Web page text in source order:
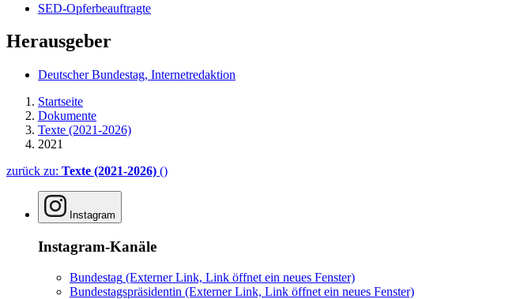
SED-Opferbeauftragte
Herausgeber
Deutscher Bundestag, Internetredaktion
Startseite
Dokumente
Texte (2021-2026)
2021
zurück zu: Texte (2021-2026) ()
Instagram
Instagram-Kanäle
Bundestag (Externer Link, Link öffnet ein neues Fenster)
Bundestagspräsidentin (Externer Link, Link öffnet ein neues Fenster)